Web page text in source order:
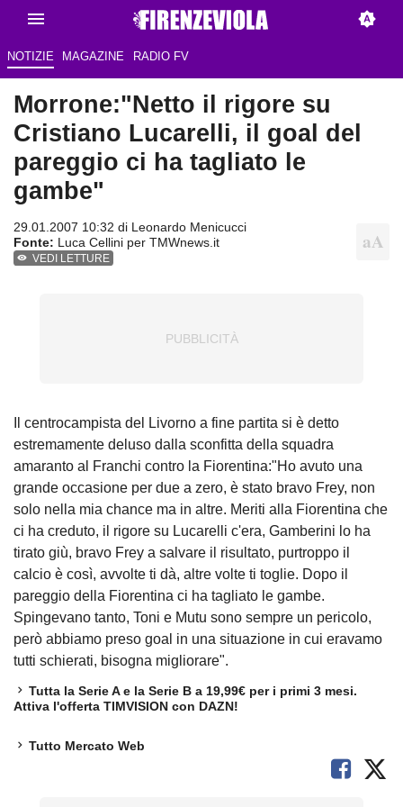
NOTIZIE MAGAZINE RADIO FV
Morrone:"Netto il rigore su
Cristiano Lucarelli, il goal del
pareggio ci ha tagliato le
gambe"
29.01.2007 10:32 di Leonardo Menicucci
Fonte: Luca Cellini per TMWnews.it
VEDI LETTURE
Il centrocampista del Livorno a fine partita si è detto
estremamente deluso dalla sconfitta della squadra
amaranto al Franchi contro la Fiorentina:"Ho avuto una
grande occasione per due a zero, è stato bravo Frey, non
solo nella mia chance ma in altre. Meriti alla Fiorentina che
ci ha creduto, il rigore su Lucarelli c'era, Gamberini lo ha
tirato giù, bravo Frey a salvare il risultato, purtroppo il
calcio è così, avvolte ti dà, altre volte ti toglie. Dopo il
pareggio della Fiorentina ci ha tagliato le gambe.
Spingevano tanto, Toni e Mutu sono sempre un pericolo,
però abbiamo preso goal in una situazione in cui eravamo
tutti schierati, bisogna migliorare".
Tutta la Serie A e la Serie B a 19,99€ per i primi 3 mesi.
Attiva l'offerta TIMVISION con DAZN!
Tutto Mercato Web